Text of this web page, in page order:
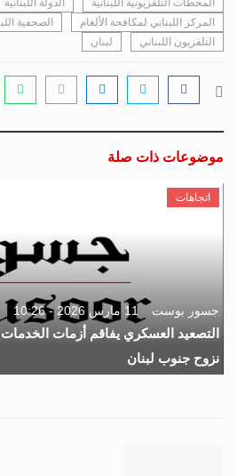
المحطات التلفزيونية اللبنانية
الدولة اللبنانية
المركز اللبناني لمكافحة الألغام
الصحفية
التلفزيون اللبناني
لبنان
موضوعات ذات صلة
اتجاهات
جسور بوست 11 مارس 2026 - 10:26
التصعيد العسكري يفاقم أزمات
نزوح جنوب لبنان